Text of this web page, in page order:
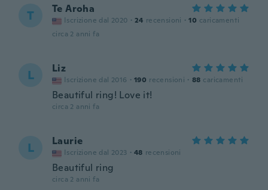
T Te Aroha
Iscrizione dal 2020 · 24 recensioni · 10 caricamenti
circa 2 anni fa
L Liz
Iscrizione dal 2016 · 190 recensioni · 88 caricamenti
Beautiful ring! Love it!
circa 2 anni fa
L Laurie
Iscrizione dal 2023 · 48 recensioni
Beautiful ring
circa 2 anni fa